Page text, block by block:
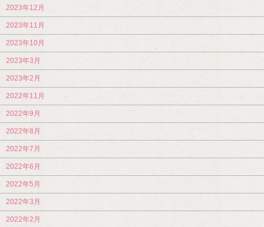
2023年12月
2023年11月
2023年10月
2023年3月
2023年2月
2022年11月
2022年9月
2022年8月
2022年7月
2022年6月
2022年5月
2022年3月
2022年2月